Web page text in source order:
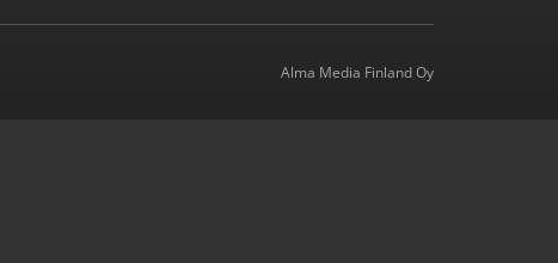
Alma Media Finland Oy